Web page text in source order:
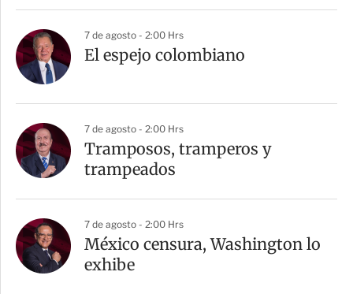
7 de agosto - 2:00 Hrs
El espejo colombiano
7 de agosto - 2:00 Hrs
Tramposos, tramperos y
trampeados
7 de agosto - 2:00 Hrs
México censura, Washington lo
exhibe